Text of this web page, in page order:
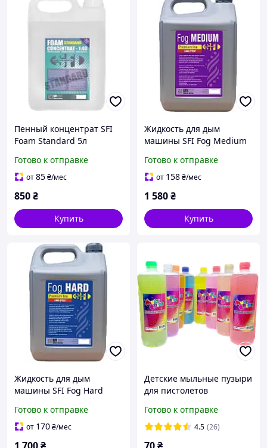
Пенный концентрат SFI
Foam Standard 5л
Готово к отправке
от85₴/мес
850₴
Купить
Жидкость для дым
машины SFI Fog Medium
Готово к отправке
от 158₴/мес
1 580₴
Купить
Жидкость для дым
машины SFI Fog Hard
Готово к отправке
от 170₴/мес
Детские мыльные пузыри
для пистолетов
Готово к отправке
4.5 (26)